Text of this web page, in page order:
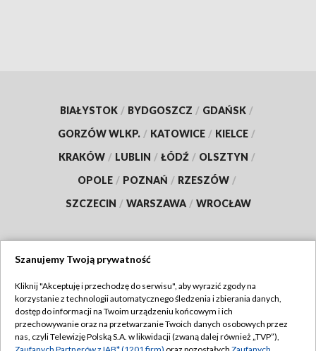
BIAŁYSTOK / BYDGOSZCZ / GDAŃSK /
GORZÓW WLKP. / KATOWICE / KIELCE /
KRAKÓW / LUBLIN / ŁÓDŹ / OLSZTYN /
OPOLE / POZNAŃ / RZESZÓW /
SZCZECIN / WARSZAWA / WROCŁAW
TVP
Abonament TVP
Emisja w TVP
Regulamin TVP
Szanujemy Twoją prywatność
Kliknij "Akceptuję i przechodzę do serwisu", aby wyrazić zgody na
korzystanie z technologii automatycznego śledzenia i zbierania danych,
dostęp do informacji na Twoim urządzeniu końcowym i ich
przechowywanie oraz na przetwarzanie Twoich danych osobowych przez
nas, czyli Telewizję Polską S.A. w likwidacji (zwaną dalej również „TVP”),